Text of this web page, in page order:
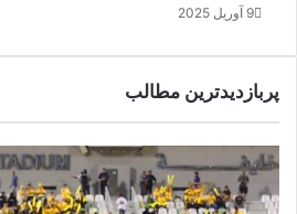
9 آوریل 2025
پربازدیدترین مطالب